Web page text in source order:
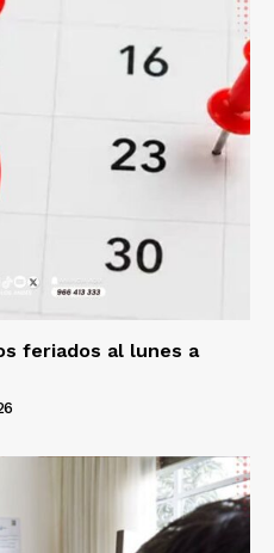
feriados al lunes a